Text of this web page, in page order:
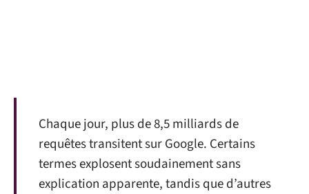
Chaque jour, plus de 8,5 milliards de
requêtes transitent sur Google. Certains
termes explosent soudainement sans
explication apparente, tandis que d’autres